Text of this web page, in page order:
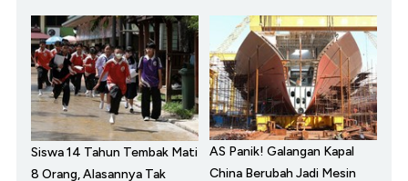
Siswa 14 Tahun Tembak Mati
8 Orang, Alasannya Tak
AS Panik! Galangan Kapal
China Berubah Jadi Mesin